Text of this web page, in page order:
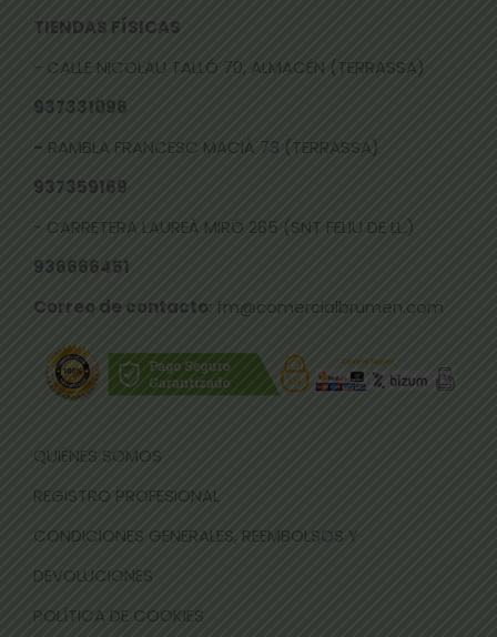
TIENDAS FÍSICAS
- CALLE NICOLAU TALLÓ 70, ALMACÉN (TERRASSA)
937331096
- RAMBLA FRANCESC MACIÀ 73 (TERRASSA)
937359169
- CARRETERA LAUREÀ MIRÓ 285 (SNT FELIU DE LL.)
936666451
Correo de contacto: fm@comercialbrumen.com
QUIÉNES SOMOS
REGISTRO PROFESIONAL
CONDICIONES GENERALES, REEMBOLSOS Y
DEVOLUCIONES
POLÍTICA DE COOKIES